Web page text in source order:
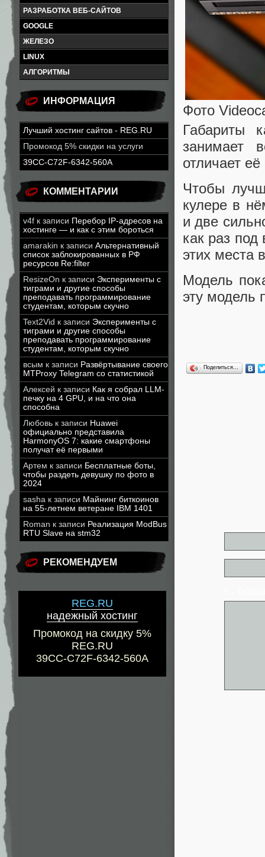
РАЗРАБОТКА ВЕБ-САЙТОВ
GOOGLE
ЖЕЛЕЗО
LINUX
АЛГОРИТМЫ
ИНФОРМАЦИЯ
Лучший хостинг сайтов - REG.RU
Промокод 5% скидки на услуги
39CC-C72F-6342-560A
КОММЕНТАРИИ
v4f к записи Перебор IP-адресов на
хостинге — и как с этим бороться
amarakin к записи Альтернативный
список заблокированных в РФ
ресурсов Re:filter
ResizeOn к записи Эксперименты с
тиграми и другие способы
преподавать программирование
студентам, которым скучно
Text2Vid к записи Эксперименты с
тиграми и другие способы
преподавать программирование
студентам, которым скучно
всым к записи Развёртывание своего
MTProxy Telegram со статистикой
Алексей к записи Как я собрал LLM-
печку на 4 GPU, и на что она
способна
Любовь к записи Huawei
официально представила
HarmonyOS 7: какие смартфоны
получат её первыми
Артем к записи Бесплатные боты,
чтобы раздеть девушку по фото в
2024
sasha к записи Майнинг биткоинов
на 55-летнем ветеране IBM 1401
Roman к записи Реализация ModBus
RTU Slave на stm32
РЕКОМЕНДУЕМ
REG.RU
надежный хостинг
Промокод на скидку 5%
REG.RU
39CC-C72F-6342-560A
Фото
Габариты
занимает
отличает
Чтобы
кулере в
и две
как раз под
этих места
Модель
эту модель
Поделиться…